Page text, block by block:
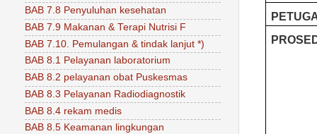
BAB 7.8 Penyuluhan kesehatan
BAB 7.9 Makanan & Terapi Nutrisi F
BAB 7.10. Pemulangan & tindak lanjut *)
BAB 8.1 Pelayanan laboratorium
BAB 8.2 pelayanan obat Puskesmas
BAB 8.3 Pelayanan Radiodiagnostik
BAB 8.4 rekam medis
BAB 8.5 Keamanan lingkungan